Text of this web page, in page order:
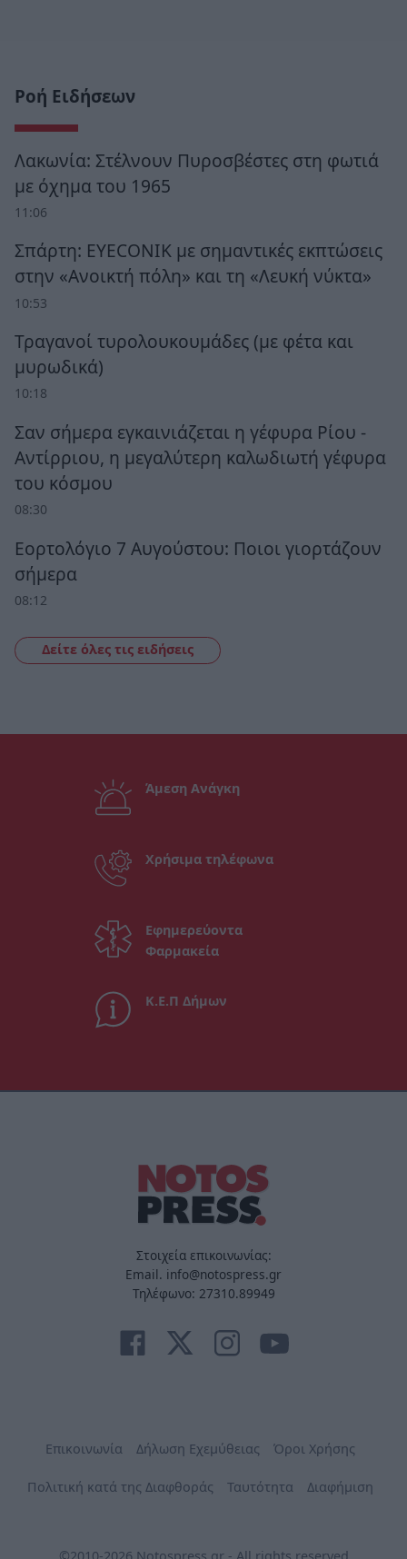
Ροή Ειδήσεων
Λακωνία: Στέλνουν Πυροσβέστες στη φωτιά
με όχημα του 1965
11:06
Σπάρτη: EYECONIK με σημαντικές εκπτώσεις
στην «Ανοικτή πόλη» και τη «Λευκή νύκτα»
10:53
Τραγανοί τυρολουκουμάδες (με φέτα και
μυρωδικά)
10:18
Σαν σήμερα εγκαινιάζεται η γέφυρα Ρίου -
Αντίρριου, η μεγαλύτερη καλωδιωτή γέφυρα
του κόσμου
08:30
Εορτολόγιο 7 Αυγούστου: Ποιοι γιορτάζουν
σήμερα
08:12
Δείτε όλες τις ειδήσεις
Άμεση Ανάγκη
Χρήσιμα τηλέφωνα
Εφημερεύοντα
Φαρμακεία
Κ.Ε.Π Δήμων
Στοιχεία επικοινωνίας:
Email. info@notospress.gr
Τηλέφωνο: 27310.89949
Επικοινωνία Δήλωση Εχεμύθειας Όροι Χρήσης
Πολιτική κατά της Διαφθοράς Ταυτότητα Διαφήμιση